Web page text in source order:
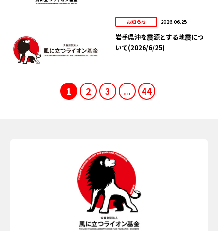
お知らせ 2026.06.25
岩手県沖を震源とする地震につ
いて(2026/6/25)
1 2 3 ... 44